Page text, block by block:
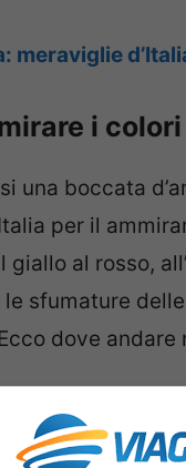
meraviglie
i colori
una boccata
per il
al rosso,
sfumature delle
dove